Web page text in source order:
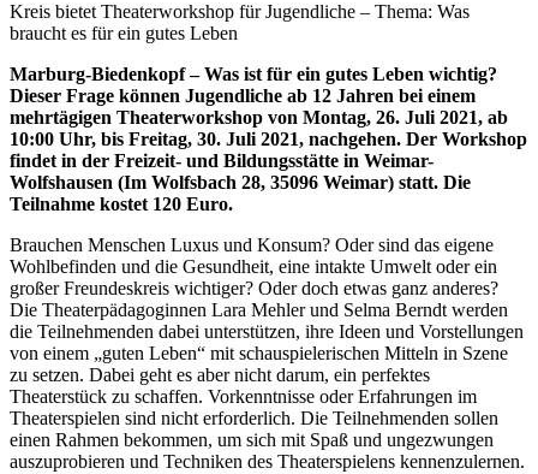
Kreis bietet Theaterworkshop für Jugendliche – Thema: Was
braucht es für ein gutes Leben
Marburg-Biedenkopf – Was ist für ein gutes Leben wichtig?
Dieser Frage können Jugendliche ab 12 Jahren bei einem
mehrtägigen Theaterworkshop von Montag, 26. Juli 2021, ab
10:00 Uhr, bis Freitag, 30. Juli 2021, nachgehen. Der Workshop
findet in der Freizeit- und Bildungsstätte in Weimar-
Wolfshausen (Im Wolfsbach 28, 35096 Weimar) statt. Die
Teilnahme kostet 120 Euro.
Brauchen Menschen Luxus und Konsum? Oder sind das eigene
Wohlbefinden und die Gesundheit, eine intakte Umwelt oder ein
großer Freundeskreis wichtiger? Oder doch etwas ganz anderes?
Die Theaterpädagoginnen Lara Mehler und Selma Berndt werden
die Teilnehmenden dabei unterstützen, ihre Ideen und Vorstellungen
von einem „guten Leben“ mit schauspielerischen Mitteln in Szene
zu setzen. Dabei geht es aber nicht darum, ein perfektes
Theaterstück zu schaffen. Vorkenntnisse oder Erfahrungen im
Theaterspielen sind nicht erforderlich. Die Teilnehmenden sollen
einen Rahmen bekommen, um sich mit Spaß und ungezwungen
auszuprobieren und Techniken des Theaterspielens kennenzulernen.